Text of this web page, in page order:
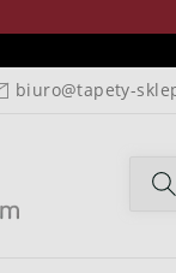
biuro@tapety-